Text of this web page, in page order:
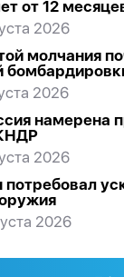
от 12
2026
молчания
2026
намерена
2026
2026